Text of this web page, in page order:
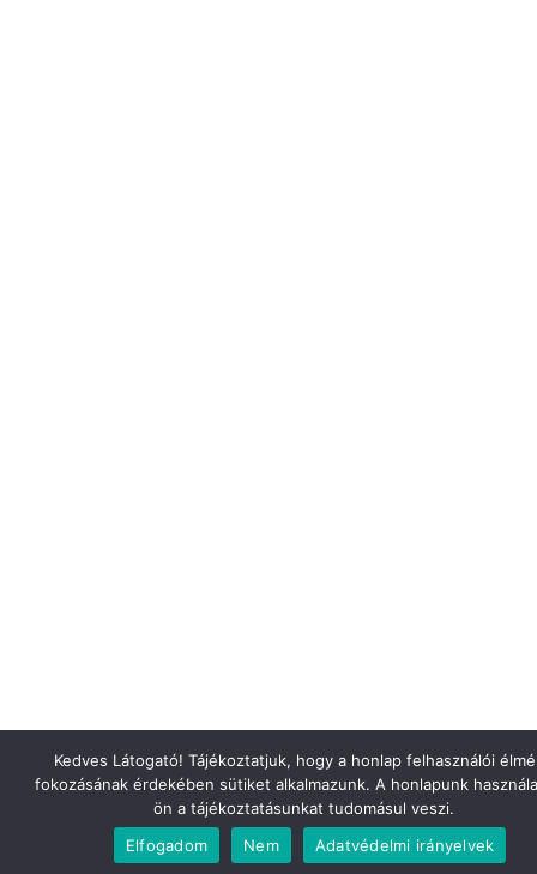
Kedves Látogató! Tájékoztatjuk, hogy a honlap felhasználói
fokozásának érdekében sütiket alkalmazunk. A honlapunk
ön a tájékoztatásunkat tudomásul veszi.
Elfogadom
Nem Adatvédelmi irányelvek